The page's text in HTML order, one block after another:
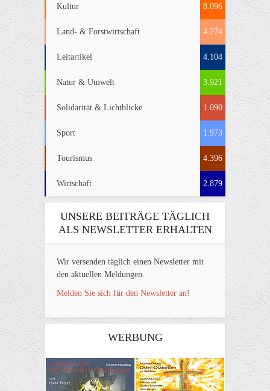
Kultur 8.096
Land- & Forstwirtschaft 4.274
Leitartikel 4.104
Natur & Umwelt 3.921
Solidarität & Lichtblicke 1.090
Sport 1.973
Tourismus 4.396
Wirtschaft 2.879
UNSERE BEITRÄGE TÄGLICH
ALS NEWSLETTER ERHALTEN
Wir versenden täglich einen Newsletter mit
den aktuellen Meldungen.
Melden Sie sich für den Newsletter an!
WERBUNG